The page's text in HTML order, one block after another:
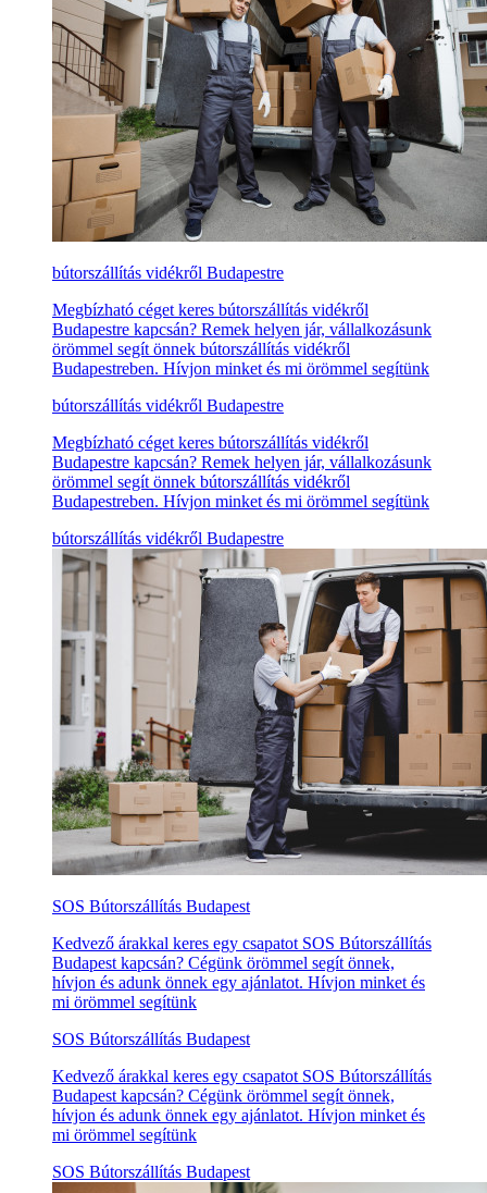
bútorszállítás vidékről Budapestre
Megbízható céget keres bútorszállítás vidékről
Budapestre kapcsán? Remek helyen jár, vállalkozásunk
örömmel segít önnek bútorszállítás vidékről
Budapestreben. Hívjon minket és mi örömmel segítünk
bútorszállítás vidékről Budapestre
Megbízható céget keres bútorszállítás vidékről
Budapestre kapcsán? Remek helyen jár, vállalkozásunk
örömmel segít önnek bútorszállítás vidékről
Budapestreben. Hívjon minket és mi örömmel segítünk
bútorszállítás vidékről Budapestre
SOS Bútorszállítás Budapest
Kedvező árakkal keres egy csapatot SOS Bútorszállítás
Budapest kapcsán? Cégünk örömmel segít önnek,
hívjon és adunk önnek egy ajánlatot. Hívjon minket és
mi örömmel segítünk
SOS Bútorszállítás Budapest
Kedvező árakkal keres egy csapatot SOS Bútorszállítás
Budapest kapcsán? Cégünk örömmel segít önnek,
hívjon és adunk önnek egy ajánlatot. Hívjon minket és
mi örömmel segítünk
SOS Bútorszállítás Budapest